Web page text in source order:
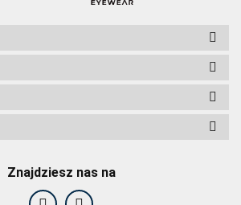
Znajdziesz nas na